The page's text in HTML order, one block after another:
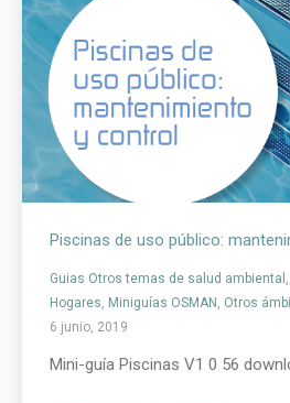
Piscinas de uso público:
Guias Otros temas de salud ambiental ,
Hogares, Miniguías OSMAN , Otros
6 junio, 2019
Mini-guía Piscinas V1 0 56